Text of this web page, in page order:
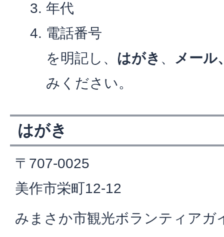
年代
電話番号
を明記し、 はがき 、 メール
みください。
はがき
〒707-0025
美作市栄町12-12
みまさか市観光ボランティアガ